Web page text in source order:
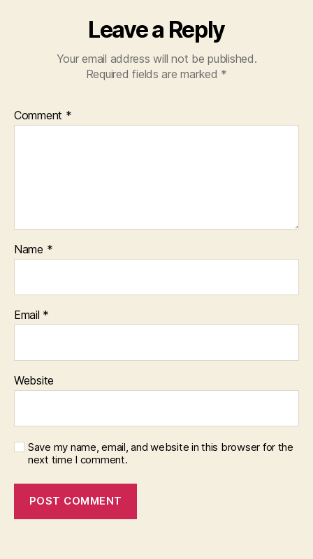
Leave a Reply
Your email address will not be published.
Required fields are marked *
Comment *
Name *
Email *
Website
Save my name, email, and website in this browser for the
next time I comment.